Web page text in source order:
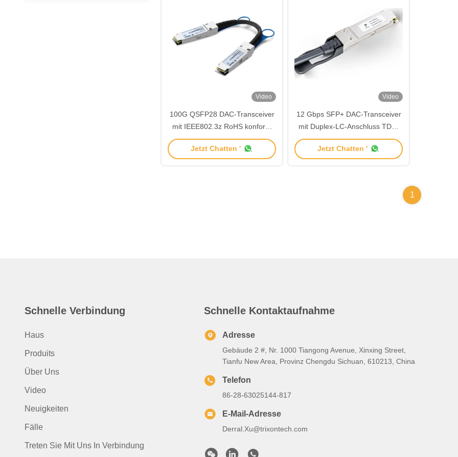
Video
100G QSFP28 DAC-Transceiver
mit IEEE802.3z RoHS konform
2.0
Jetzt Chatten '
Video
12 Gbps SFP+ DAC-Transceiver
mit Duplex-LC-Anschluss TDS-
TGXX-00NCR
Jetzt Chatten '
1
Schnelle Verbindung
Haus
Produits
Über Uns
Video
Neuigkeiten
Fälle
Treten Sie Mit Uns In Verbindung
Schnelle Kontaktaufnahme
Adresse
Gebäude 2 #, Nr. 1000 Tiangong Avenue, Xinxing Street,
Tianfu New Area, Provinz Chengdu Sichuan, 610213, China
Telefon
86-28-63025144-817
E-Mail-Adresse
Derral.Xu@trixontech.com